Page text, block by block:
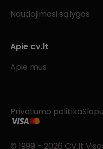
Naudojimosi sąlygos
Apie cv.lt
Apie mus
Privatumo politika
© 1999 - 2026 CV.lt